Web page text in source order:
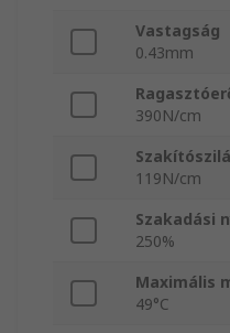
Vastagság
0.43mm
390N/cm
119N/cm
Szakadási
250%
Maximális
49°C